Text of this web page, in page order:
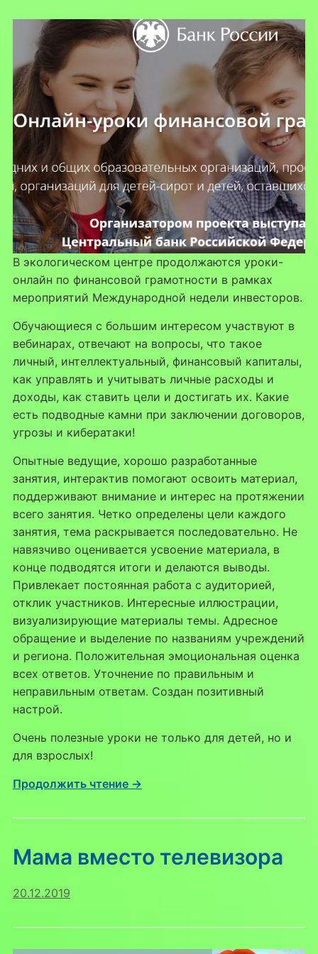
В экологическом центре продолжаются уроки-
онлайн по финансовой грамотности в рамках
мероприятий Международной недели инвесторов.
Обучающиеся с большим интересом участвуют в
вебинарах, отвечают на вопросы, что такое
личный, интеллектуальный, финансовый капиталы,
как управлять и учитывать личные расходы и
доходы, как ставить цели и достигать их. Какие
есть подводные камни при заключении договоров,
угрозы и кибератаки!
Опытные ведущие, хорошо разработанные
занятия, интерактив помогают освоить материал,
поддерживают внимание и интерес на протяжении
всего занятия. Четко определены цели каждого
занятия, тема раскрывается последовательно. Не
навязчиво оценивается усвоение материала, в
конце подводятся итоги и делаются выводы.
Привлекает постоянная работа с аудиторией,
отклик участников. Интересные иллюстрации,
визуализирующие материалы темы. Адресное
обращение и выделение по названиям учреждений
и региона. Положительная эмоциональная оценка
всех ответов. Уточнение по правильным и
неправильным ответам. Создан позитивный
настрой.
Очень полезные уроки не только для детей, но и
для взрослых!
Продолжить чтение →
Мама вместо телевизора
20.12.2019